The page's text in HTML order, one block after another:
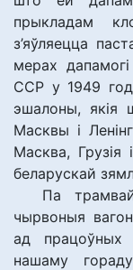
прыкладам
з’яўляецца
мерах
ССР у 1949
эшалоны, якія
Масквы і
Масква, Грузія
беларускай
Па
чырвоныя
ад працоўных
нашаму